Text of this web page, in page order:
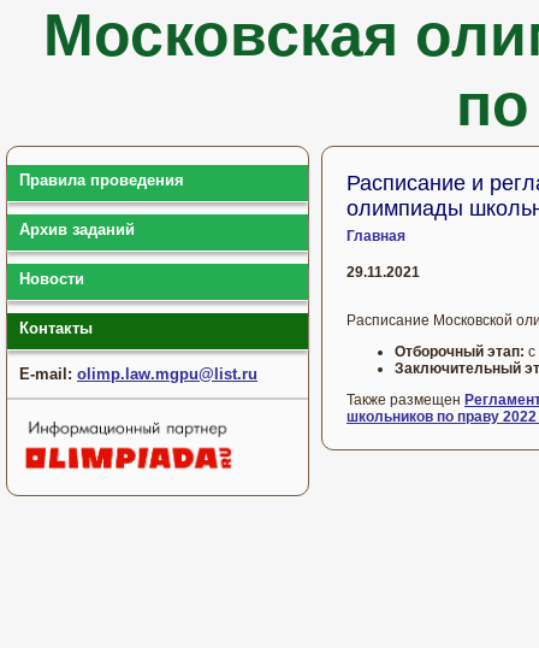
Московская
Правила проведения
Архив заданий
Новости
Контакты
E-mail: olimp.law.mgpu@list.ru
Расписание и
олимпиады
Главная
29.11.2021
Расписание Московской
Отборочный этап: с
Заключительный
Также размещен
школьников по праву 2022